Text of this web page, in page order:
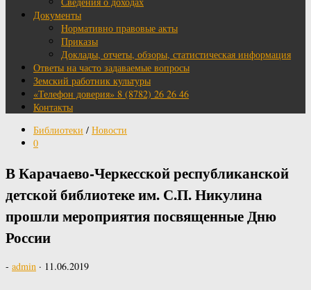
Документы
Нормативно правовые акты
Приказы
Доклады, отчеты, обзоры, статистическая информация
Ответы на часто задаваемые вопросы
Земский работник культуры
«Телефон доверия» 8 (8782) 26 26 46
Контакты
Библиотеки / Новости
0
В Карачаево-Черкесской республиканской
детской библиотеке им. С.П. Никулина
прошли мероприятия посвященные Дню
России
- admin · 11.06.2019